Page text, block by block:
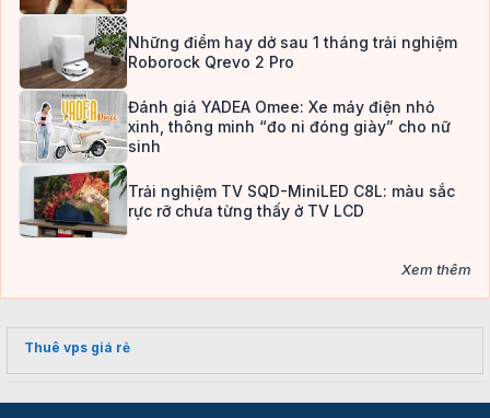
Những điểm hay dở sau 1 tháng trải nghiệm
Roborock Qrevo 2 Pro
Đánh giá YADEA Omee: Xe máy điện nhỏ
xinh, thông minh “đo ni đóng giày” cho nữ
sinh
Trải nghiệm TV SQD-MiniLED C8L: màu sắc
rực rỡ chưa từng thấy ở TV LCD
Xem thêm
Thuê vps giá rẻ